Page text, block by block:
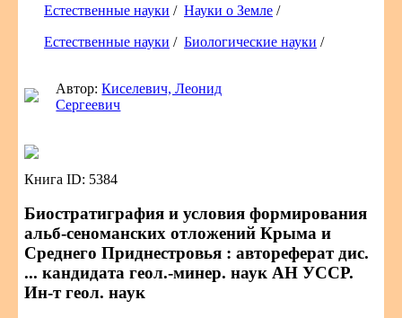
Естественные науки / Науки о Земле /
Естественные науки / Биологические науки /
Автор:Киселевич, Леонид
Сергеевич
Книга ID: 5384
Биостратиграфия и условия формирования
альб-сеноманских отложений Крыма и
Среднего Приднестровья : автореферат дис.
... кандидата геол.-минер. наук АН УССР.
Ин-т геол. наук